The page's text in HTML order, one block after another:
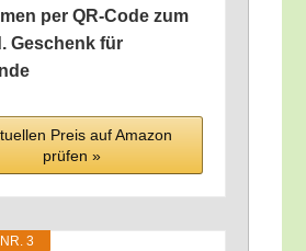
per QR-Code zum
Geschenk für
Preis auf Ama­zon
prü­fen »
3